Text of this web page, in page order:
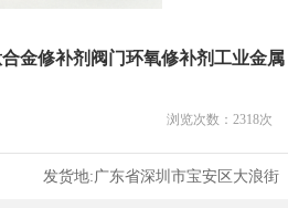
金修补剂阀门环氧修补剂工业金属
浏览次数： 2318次
发货地:广东省深圳市宝安区大浪街